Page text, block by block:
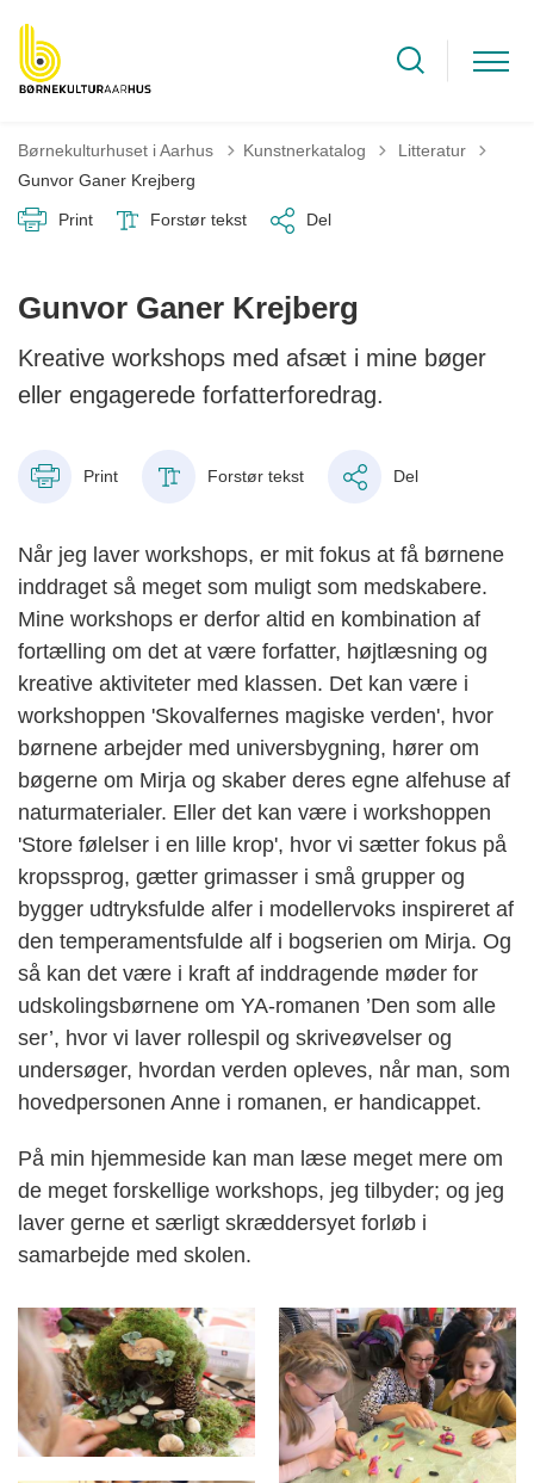
Børnekulturhuset i Aarhus Kunstnerkatalog Tilbage til
Litteratur
Gunvor Ganer Krejberg
Print Forstør tekst Del
Gunvor Ganer Krejberg
Kreative workshops med afsæt i mine bøger
eller engagerede forfatterforedrag.
Print Forstør tekst Del
Når jeg laver workshops, er mit fokus at få børnene
inddraget så meget som muligt som medskabere.
Mine workshops er derfor altid en kombination af
fortælling om det at være forfatter, højtlæsning og
kreative aktiviteter med klassen. Det kan være i
workshoppen 'Skovalfernes magiske verden', hvor
børnene arbejder med universbygning, hører om
bøgerne om Mirja og skaber deres egne alfehuse af
naturmaterialer. Eller det kan være i workshoppen
'Store følelser i en lille krop', hvor vi sætter fokus på
kropssprog, gætter grimasser i små grupper og
bygger udtryksfulde alfer i modellervoks inspireret af
den temperamentsfulde alf i bogserien om Mirja. Og
så kan det være i kraft af inddragende møder for
udskolingsbørnene om YA-romanen ’Den som alle
ser’, hvor vi laver rollespil og skriveøvelser og
undersøger, hvordan verden opleves, når man, som
hovedpersonen Anne i romanen, er handicappet.
På min hjemmeside kan man læse meget mere om
de meget forskellige workshops, jeg tilbyder; og jeg
laver gerne et særligt skræddersyet forløb i
samarbejde med skolen.